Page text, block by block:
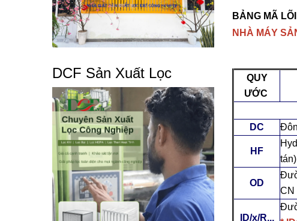
BẢNG MÃ
NHÀ MÁY
QUY
ƯỚC
DC
HF
tán)
OD
CN
ID/x/R..,
DCF Sản Xuất Lọc